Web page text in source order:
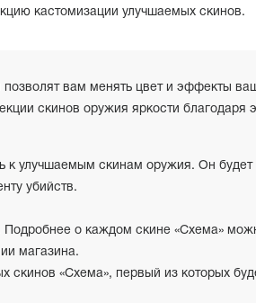
кастомизации улучшаемых скинов.
вам менять цвет и эффекты
скинов оружия яркости благодаря
к улучшаемым скинам оружия. Он будет
убийств.
Подробнее о каждом скине «Схема»
магазина.
скинов «Схема», первый из которых